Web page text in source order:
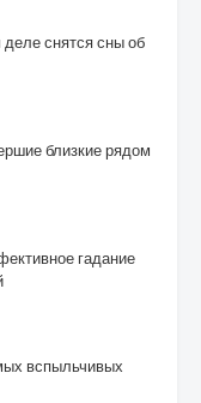
снятся сны об
близкие рядом
гадание
вспыльчивых